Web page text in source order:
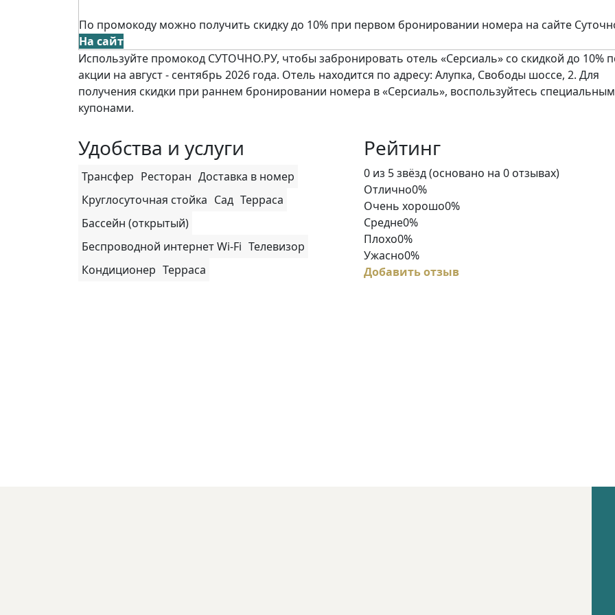
По промокоду можно получить скидку до 10% при первом бронировании номера на сайте
На сайт
Используйте промокод СУТОЧНО.РУ, чтобы забронировать отель «Серсиаль» со скидкой до 10%
акции на август - сентябрь 2026 года. Отель находится по адресу: Алупка, Свободы шоссе, 2. Для
получения скидки при раннем бронировании номера в «Серсиаль», воспользуйтесь
купонами.
Удобства и услуги
Трансфер Ресторан Доставка в номер
Круглосуточная стойка Сад Терраса
Бассейн (открытый)
Беспроводной интернет Wi-Fi Телевизор
Кондиционер Терраса
Рейтинг
Rated
0
out
of
5
0 из 5 звёзд (основано на 0 отзывах)
Отлично0%
Очень хорошо0%
Средне0%
Плохо0%
Ужасно0%
Добавить отзыв